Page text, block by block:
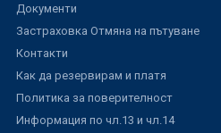
Документи
Застраховка Отмяна на пътуване
Контакти
Как да резервирам и платя
Политика за поверителност
Информация по чл.13 и чл.14